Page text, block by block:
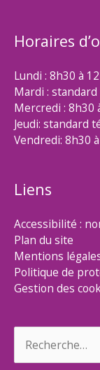
Horaires
Lundi : 8h30 à
Mardi :
Mercredi : 8h30
Jeudi: standard
Vendredi: 8h30
Liens
Accessibilité :
Plan du site
Mentions
Politique de
Gestion des